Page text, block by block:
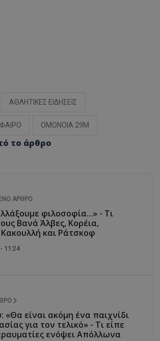
ΑΘΛΗΤΙΚΕΣ ΕΙΔΗΣΕΙΣ
ΟΜΟΝΟΙΑ 29Μ
το άρθρο
ΆΡΘΡΟ
φιλοσοφία...» - Τι
Βανά Άλβες, Κορέια,
και Ράτσκοφ
11:24
«Θα είναι ακόμη ένα παιχνίδι
για τον τελικό» - Τι είπε
ενόψει Απόλλωνα